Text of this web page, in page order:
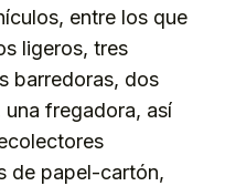
entre los que
ligeros, tres
barredoras, dos
fregadora, así
de papel-cartón,